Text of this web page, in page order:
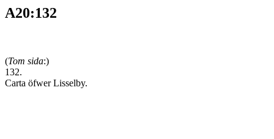
A20:132
(Tom sida:)
132.
Carta öfwer Lisselby.